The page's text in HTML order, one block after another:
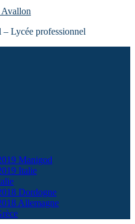
Avallon
Lycée professionnel
Manigod
Italie
Dordogne
Allemagne